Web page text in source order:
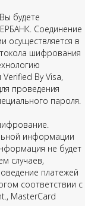
будете
Соединение
осуществляется в
шифрования
By Visa,
проведения
пароля.
информации
не будет
случаев,
платежей
соответствии с
MasterCard